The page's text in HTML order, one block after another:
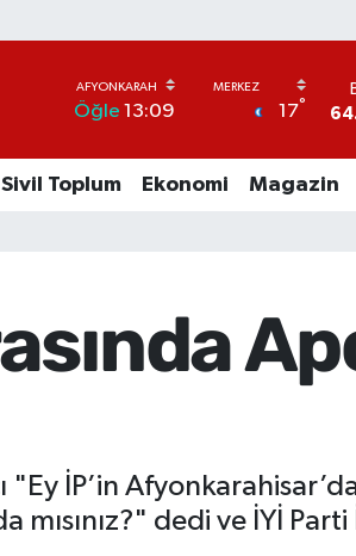
Öğle 13:09 17°
Sivil Toplum Ekonomi Magazin
İP’in
mısınız?" dedi ve İYİ